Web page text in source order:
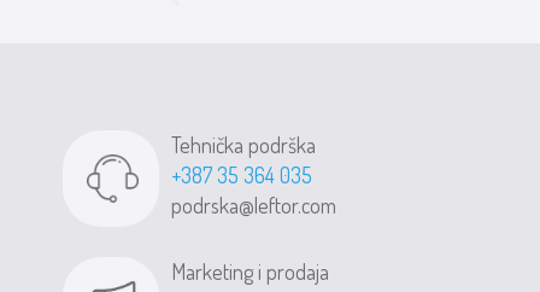
Tehnička podrška
+387 35 364 035
podrska@leftor.com
Marketing i prodaja